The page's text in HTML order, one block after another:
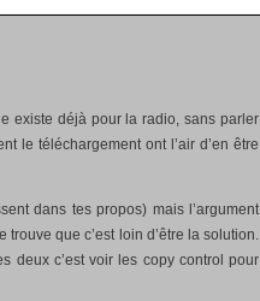
existe déjà pour la radio, sans parler
le téléchargement ont l’air d’en être
dans tes propos) mais l’argument
trouve que c’est loin d’être la solution.
deux c’est voir les copy control pour